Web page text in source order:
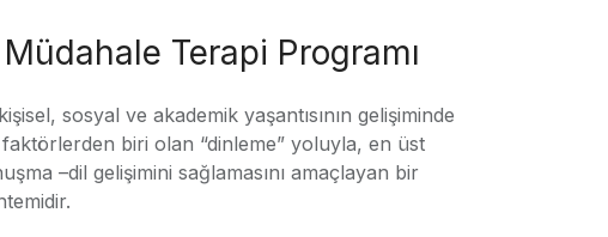
Terapi Programı
sosyal ve akademik yaşantısının gelişiminde
biri olan “dinleme” yoluyla, en üst
–dil gelişimini sağlamasını amaçlayan bir